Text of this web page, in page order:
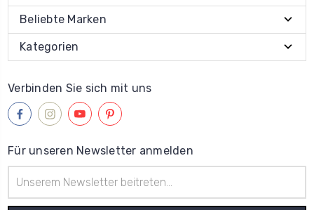
Beliebte Marken
Kategorien
Verbinden Sie sich mit uns
Für unseren Newsletter anmelden
Mail-
Adresse